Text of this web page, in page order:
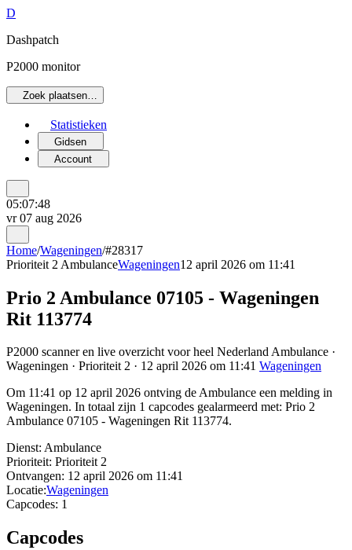
D
Dashpatch
P2000 monitor
Zoek plaatsen…
Statistieken
Gidsen
Account
05:07:48
vr 07 aug 2026
Home/Wageningen/#28317
Prioriteit 2 AmbulanceWageningen12 april 2026 om 11:41
Prio 2 Ambulance 07105 - Wageningen
Rit 113774
P2000 scanner en live overzicht voor heel Nederland Ambulance ·
Wageningen · Prioriteit 2 · 12 april 2026 om 11:41 Wageningen
Om 11:41 op 12 april 2026 ontving de Ambulance een melding in
Wageningen. In totaal zijn 1 capcodes gealarmeerd met: Prio 2
Ambulance 07105 - Wageningen Rit 113774.
Dienst: Ambulance
Prioriteit: Prioriteit 2
Ontvangen: 12 april 2026 om 11:41
Locatie:Wageningen
Capcodes: 1
Capcodes